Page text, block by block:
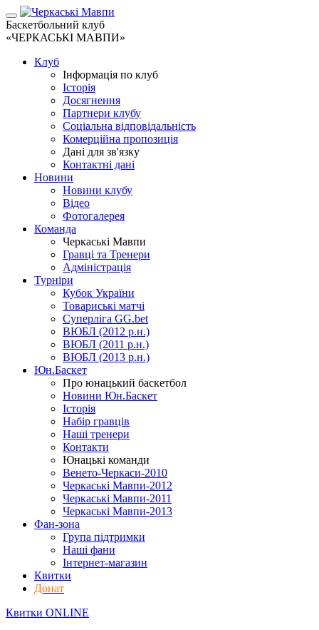
Баскетбольний клуб
«ЧЕРКАСЬКІ МАВПИ»
Клуб
Інформація по клуб
Історія
Досягнення
Партнери клубу
Соціальна відповідальність
Комерційна пропозиція
Дані для зв'язку
Контактні дані
Новини
Новини клубу
Відео
Фотогалерея
Команда
Черкаські Мавпи
Гравці та Тренери
Адміністрація
Турніри
Кубок України
Товариські матчі
Суперліга GG.bet
ВЮБЛ (2012 р.н.)
ВЮБЛ (2011 р.н.)
ВЮБЛ (2013 р.н.)
Юн.Баскет
Про юнацький баскетбол
Новини Юн.Баскет
Історія
Набір гравців
Наші тренери
Контакти
Юнацькі команди
Венето-Черкаси-2010
Черкаські Мавпи-2012
Черкаські Мавпи-2011
Черкаські Мавпи-2013
Фан-зона
Група підтримки
Наші фани
Інтернет-магазин
Квитки
Донат
Квитки ONLINE